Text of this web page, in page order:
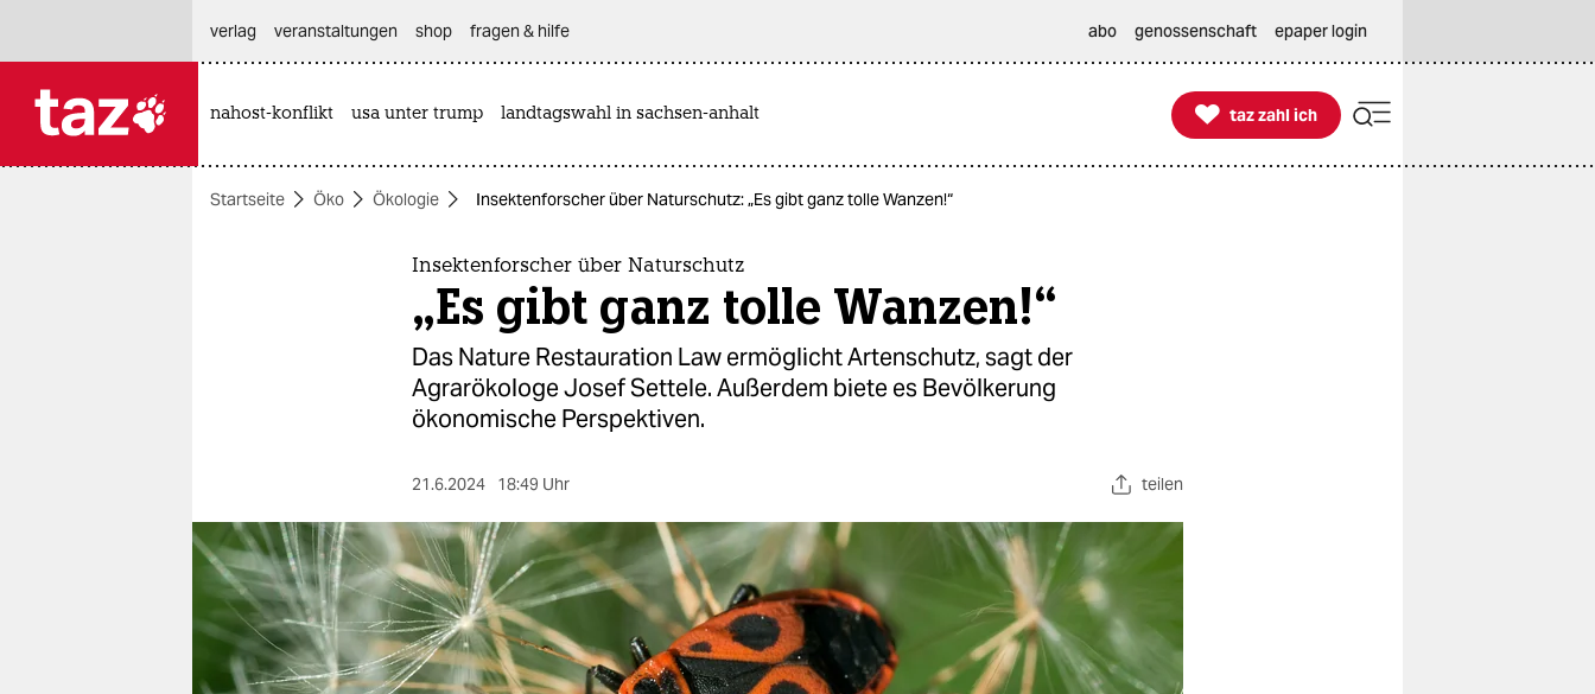
themen
berlin
nord
wahrheit
verlag
veranstaltungen shop fragen & hilfe abo genossenschaft epaper login
nahost-konflikt usa unter trump landtagswahl in sachsen-anhalt 
taz zahl ich
taz zahl ich
Startseite Öko Ökologie Insektenforscher über Naturschutz: „Es gibt ganz tolle Wanzen!“
Insektenforscher über Naturschutz
„Es gibt ganz tolle Wanzen!“
Das Nature Restauration Law ermöglicht Artenschutz, sagt der
Agrarökologe Josef Settele. Außerdem biete es Bevölkerung
ökonomische Perspektiven.
21.6.2024 18:49 Uhr teilen